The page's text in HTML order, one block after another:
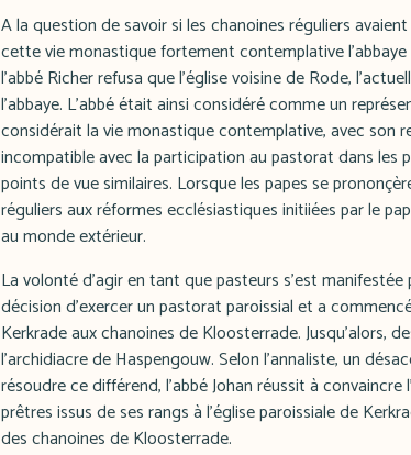
A la question de savoir si les chanoines réguliers
cette vie monastique fortement contemplative
l'abbé Richer refusa que l'église voisine de Rode,
l'abbaye. L'abbé était ainsi considéré comme un
considérait la vie monastique contemplative, avec
incompatible avec la participation au pastorat dans les
points de vue similaires. Lorsque les papes se
réguliers aux réformes ecclésiastiques initiiées par le
au monde extérieur.
La volonté d'agir en tant que pasteurs s'est manifestée
décision d'exercer un pastorat paroissial et a
Kerkrade aux chanoines de Kloosterrade. Jusqu'alors,
l'archidiacre de Haspengouw. Selon l'annaliste, un
résoudre ce différend, l'abbé Johan réussit à
prêtres issus de ses rangs à l'église paroissiale de
des chanoines de Kloosterrade.